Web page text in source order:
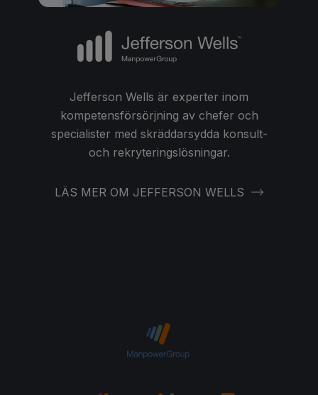
Jefferson Wells är experter inom
kompetensförsörjning av chefer och
specialister med skräddarsydda konsult-
och rekryteringslösningar.
LÄS MER OM JEFFERSON WELLS